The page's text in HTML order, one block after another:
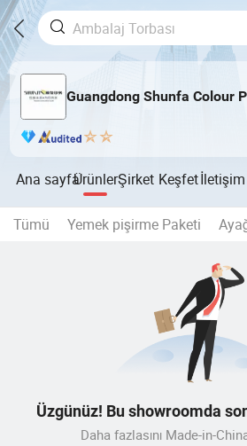
Guangdong Shunfa Colour
Ana sayfaÜrünlerŞirket Keşfetİletişim
Tümü Yemek pişirme Paketi
Üzgünüz! Bu showroomda
Daha fazlasını Made-in-